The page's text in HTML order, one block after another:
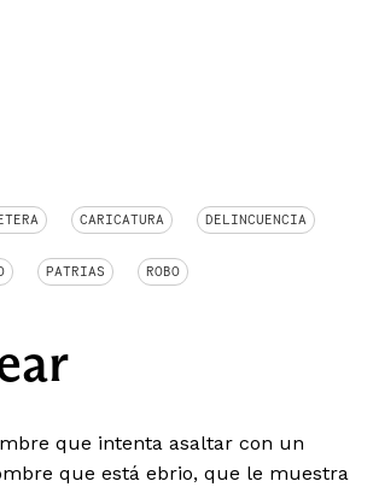
CARICATURA DELINCUENCIA
PATRIAS ROBO
que intenta asaltar con un
que está ebrio, que le muestra